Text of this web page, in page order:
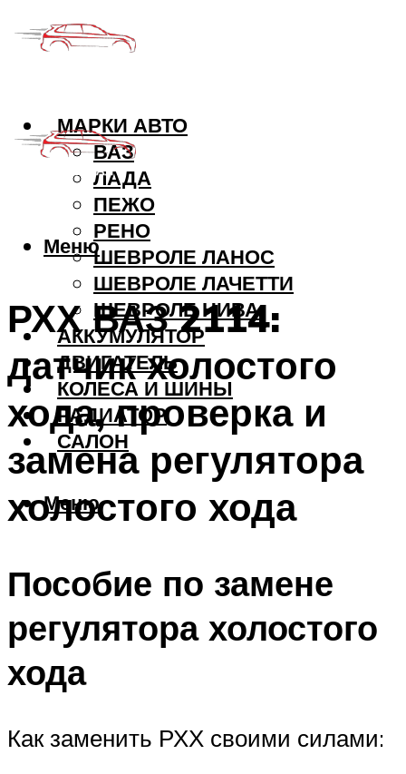
МАРКИ АВТО
ВАЗ
ЛАДА
ПЕЖО
РЕНО
ШЕВРОЛЕ ЛАНОС
ШЕВРОЛЕ ЛАЧЕТТИ
ШЕВРОЛЕ НИВА
АККУМУЛЯТОР
ДВИГАТЕЛЬ
КОЛЕСА И ШИНЫ
РАДИАТОР
САЛОН
Меню
Меню
РХХ ВАЗ 2114:
датчик холостого
хода, проверка и
замена регулятора
холостого хода
Пособие по замене
регулятора холостого
хода
Как заменить РХХ своими силами: